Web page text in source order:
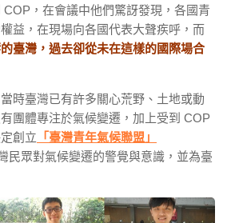
，在會議中他們驚訝發現，各國青
益，在現場向各國代表大聲疾呼，而
臺灣，過去卻從未在這樣的國際場合
時臺灣已有許多關心荒野、土地或動
團體專注於氣候變遷，加上受到 COP
創立 「臺灣青年氣候聯盟」
民眾對氣候變遷的警覺與意識，並為臺